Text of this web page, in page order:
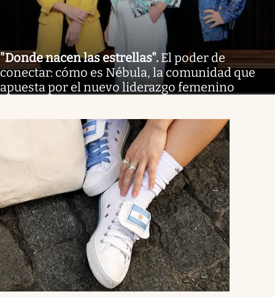
"Donde nacen las estrellas". El poder de
conectar: cómo es Nébula, la comunidad que
apuesta por el nuevo liderazgo femenino